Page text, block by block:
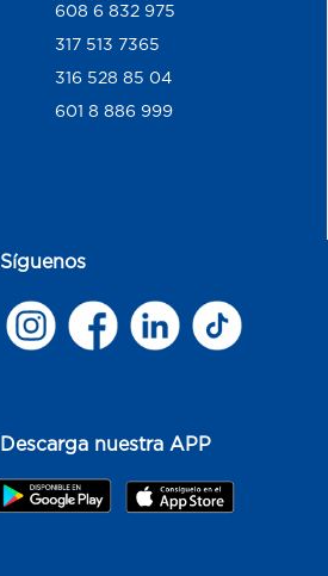
608 6 832 975
317 513 7365
316 528 85 04
601 8 886 999
Síguenos
Descarga nuestra APP